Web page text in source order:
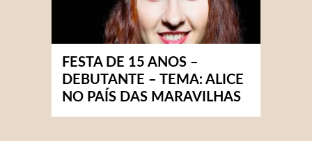
FESTA DE 15 ANOS –
DEBUTANTE – TEMA: ALICE
NO PAÍS DAS MARAVILHAS